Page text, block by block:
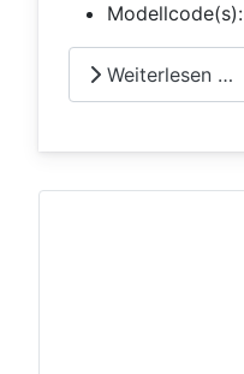
Modellcode(s):
Weiterlesen …